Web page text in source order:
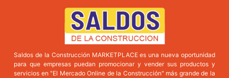
Saldos de la Construcción MARKETPLACE es una nueva oportunidad
para que empresas puedan promocionar y vender sus productos y
servicios en "El Mercado Online de la Construcción" más grande de la